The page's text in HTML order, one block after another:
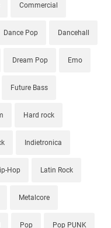
Commercial
Dance Pop Dancehall
Dream Pop Emo
Future Bass
Hard rock
Indietronica
Hop Latin Rock
Metalcore
Pop Pop PUNK